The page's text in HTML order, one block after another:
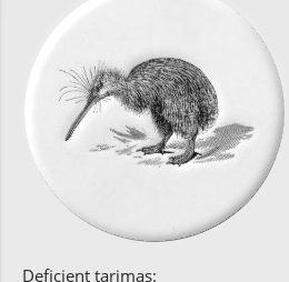
Deficient tarimas: